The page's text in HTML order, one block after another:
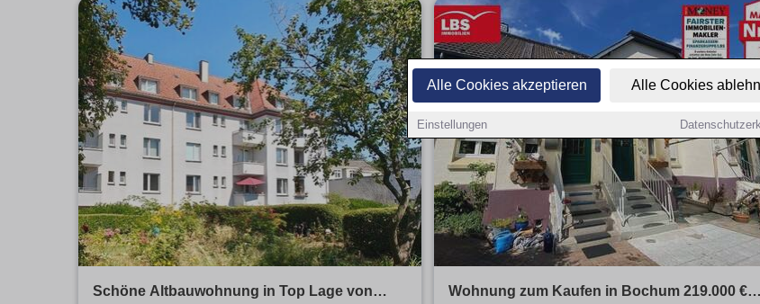
Alle Cookies akzeptieren Alle Cookies
Einstellungen
Schöne Altbauwohnung in Top Lage von
Wohnung zum Kaufen in Bochum 219.000 €